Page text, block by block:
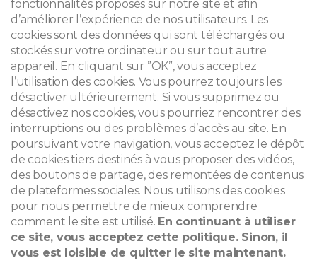
© 2026
Mentions légales
Newsletter
Recherche
fonctionnalités proposés sur notre site et afin
d’améliorer l’expérience de nos utilisateurs. Les
cookies sont des données qui sont téléchargés ou
stockés sur votre ordinateur ou sur tout autre
appareil. En cliquant sur ”OK”, vous acceptez
l’utilisation des cookies. Vous pourrez toujours les
désactiver ultérieurement. Si vous supprimez ou
désactivez nos cookies, vous pourriez rencontrer des
interruptions ou des problèmes d’accès au site. En
poursuivant votre navigation, vous acceptez le dépôt
de cookies tiers destinés à vous proposer des vidéos,
des boutons de partage, des remontées de contenus
de plateformes sociales. Nous utilisons des cookies
pour nous permettre de mieux comprendre
comment le site est utilisé. En continuant à utiliser
ce site, vous acceptez cette politique. Sinon, il
vous est loisible de quitter le site maintenant.